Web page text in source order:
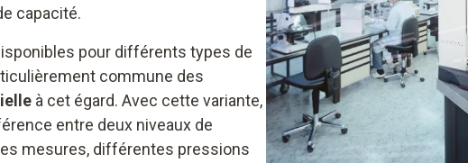
capacité.
pour différents types de
commune des
à cet égard. Avec cette variante,
entre deux niveaux de
mesures, différentes pressions